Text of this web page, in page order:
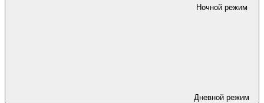
Ночной режим
Дневной режим